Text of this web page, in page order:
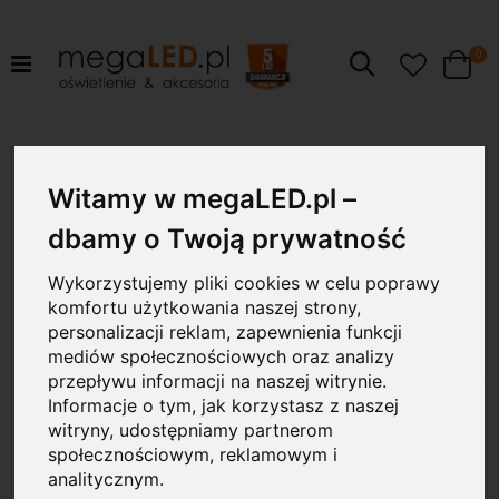
Witamy w megaLED.pl –
dbamy o Twoją prywatność
Wykorzystujemy pliki cookies w celu poprawy
komfortu użytkowania naszej strony,
personalizacji reklam, zapewnienia funkcji
mediów społecznościowych oraz analizy
przepływu informacji na naszej witrynie.
Informacje o tym, jak korzystasz z naszej
witryny, udostępniamy partnerom
społecznościowym, reklamowym i
analitycznym.
Szukaj Cart
0
koniec
galerii